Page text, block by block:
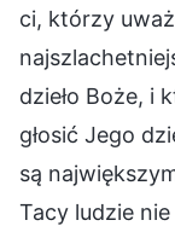
ci, którzy
dzieło Boże, i
głosić Jego
są
Tacy ludzie